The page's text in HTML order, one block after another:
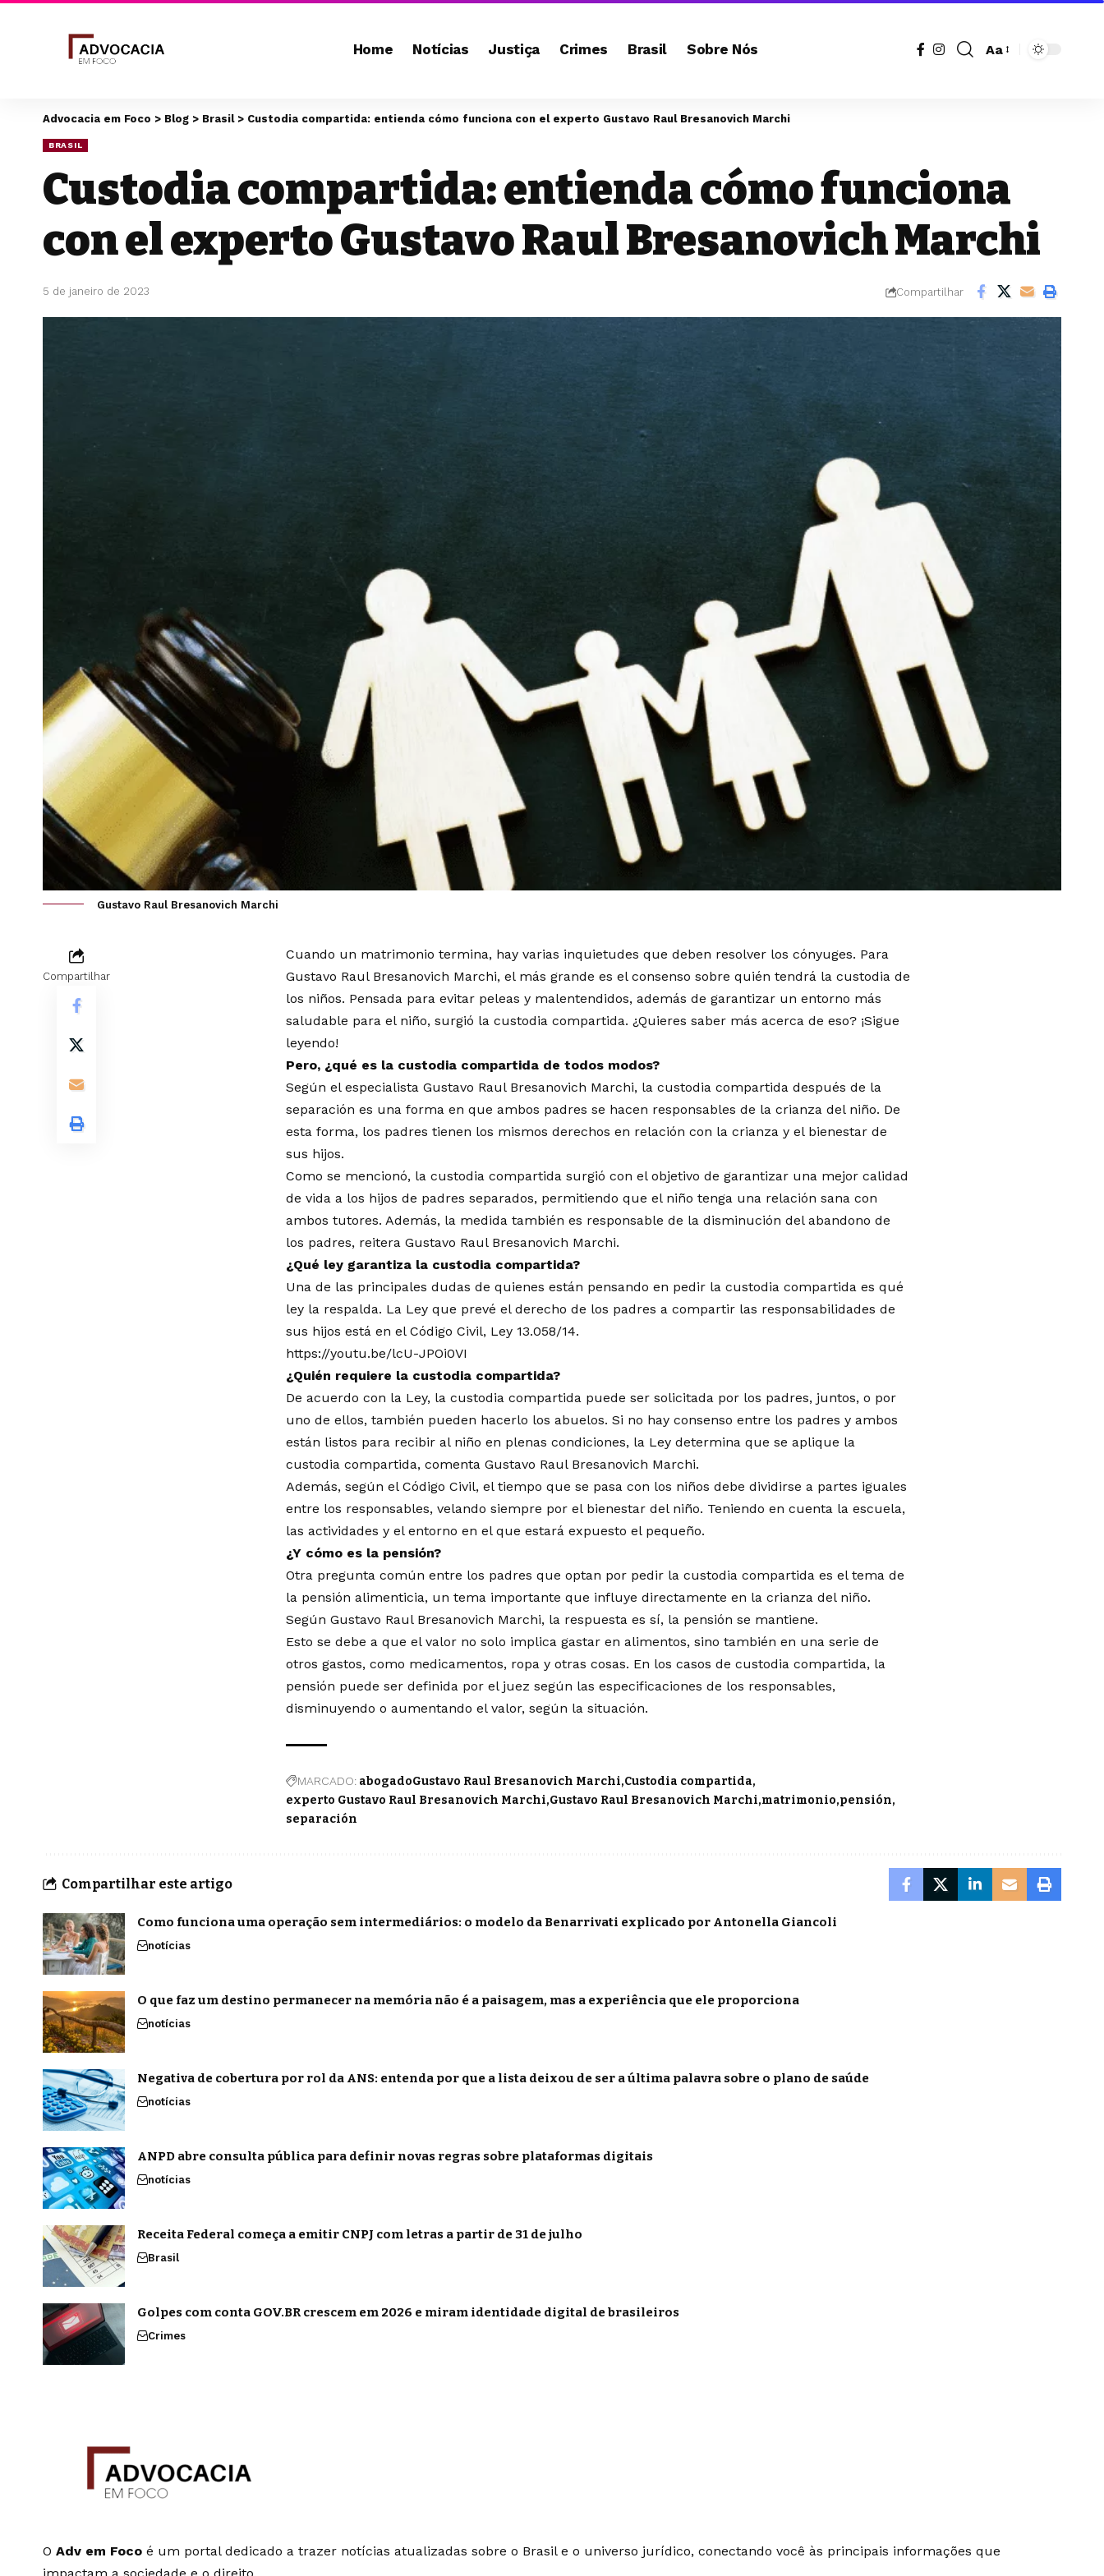
Home Notícias Justiça Crimes Brasil Sobre Nós
Redimensionador
Aa
Advocacia em Foco > Blog > Brasil> Custodia compartida: entienda cómo funciona con el experto Gustavo Raul Bresanovich Marchi
BRASIL
Custodia compartida: entienda cómo funciona
con el experto Gustavo Raul Bresanovich Marchi
5 de janeiro de 2023 Compartilhar
Gustavo Raul Bresanovich Marchi
Compartilhar
Cuando un matrimonio termina, hay varias inquietudes que deben resolver los cónyuges. Para
Gustavo Raul Bresanovich Marchi, el más grande es el consenso sobre quién tendrá la custodia de
los niños. Pensada para evitar peleas y malentendidos, además de garantizar un entorno más
saludable para el niño, surgió la custodia compartida. ¿Quieres saber más acerca de eso? ¡Sigue
leyendo!
Pero, ¿qué es la custodia compartida de todos modos?
Según el especialista Gustavo Raul Bresanovich Marchi, la custodia compartida después de la
separación es una forma en que ambos padres se hacen responsables de la crianza del niño. De
esta forma, los padres tienen los mismos derechos en relación con la crianza y el bienestar de
sus hijos.
Como se mencionó, la custodia compartida surgió con el objetivo de garantizar una mejor calidad
de vida a los hijos de padres separados, permitiendo que el niño tenga una relación sana con
ambos tutores. Además, la medida también es responsable de la disminución del abandono de
los padres, reitera Gustavo Raul Bresanovich Marchi.
¿Qué ley garantiza la custodia compartida?
Una de las principales dudas de quienes están pensando en pedir la custodia compartida es qué
ley la respalda. La Ley que prevé el derecho de los padres a compartir las responsabilidades de
sus hijos está en el Código Civil, Ley 13.058/14.
https://youtu.be/lcU-JPOi0VI
¿Quién requiere la custodia compartida?
De acuerdo con la Ley, la custodia compartida puede ser solicitada por los padres, juntos, o por
uno de ellos, también pueden hacerlo los abuelos. Si no hay consenso entre los padres y ambos
están listos para recibir al niño en plenas condiciones, la Ley determina que se aplique la
custodia compartida, comenta Gustavo Raul Bresanovich Marchi.
Además, según el Código Civil, el tiempo que se pasa con los niños debe dividirse a partes iguales
entre los responsables, velando siempre por el bienestar del niño. Teniendo en cuenta la escuela,
las actividades y el entorno en el que estará expuesto el pequeño.
¿Y cómo es la pensión?
Otra pregunta común entre los padres que optan por pedir la custodia compartida es el tema de
la pensión alimenticia, un tema importante que influye directamente en la crianza del niño.
Según Gustavo Raul Bresanovich Marchi, la respuesta es sí, la pensión se mantiene.
Esto se debe a que el valor no solo implica gastar en alimentos, sino también en una serie de
otros gastos, como medicamentos, ropa y otras cosas. En los casos de custodia compartida, la
pensión puede ser definida por el juez según las especificaciones de los responsables,
disminuyendo o aumentando el valor, según la situación.
MARCADO: abogadoGustavo Raul Bresanovich Marchi Custodia compartida
experto Gustavo Raul Bresanovich Marchi Gustavo Raul Bresanovich Marchi matrimonio pensión
separación
Compartilhar este artigo
Como funciona uma operação sem intermediários: o modelo da Benarrivati explicado por Antonella Giancoli
notícias
O que faz um destino permanecer na memória não é a paisagem, mas a experiência que ele proporciona
notícias
Negativa de cobertura por rol da ANS: entenda por que a lista deixou de ser a última palavra sobre o plano de saúde
notícias
ANPD abre consulta pública para definir novas regras sobre plataformas digitais
notícias
Receita Federal começa a emitir CNPJ com letras a partir de 31 de julho
Brasil
Golpes com conta GOV.BR crescem em 2026 e miram identidade digital de brasileiros
Crimes
O Adv em Foco é um portal dedicado a trazer notícias atualizadas sobre o Brasil e o universo jurídico, conectando você às principais informações que
impactam a sociedade e o direito.